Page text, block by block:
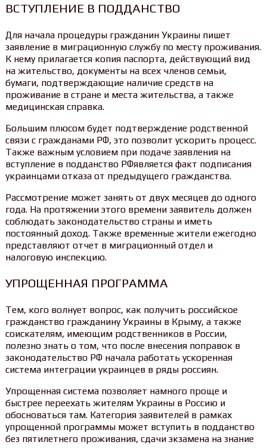
ВСТУПЛЕНИЕ В ПОДДАНСТВО
Для начала процедуры гражданин Украины пишет
заявление в миграционную службу по месту проживания.
К нему прилагается копия паспорта, действующий вид
на жительство, документы на всех членов семьи,
бумаги, подтверждающие наличие средств на
проживание в стране и места жительства, а также
медицинская справка.
Большим плюсом будет подтверждение родственной
связи с гражданами РФ, это позволит ускорить процесс.
Также важным условием при подаче заявления на
вступление в подданство РФявляется факт подписания
украинцами отказа от предыдущего гражданства.
Рассмотрение может занять от двух месяцев до одного
года. На протяжении этого времени заявитель должен
соблюдать законодательство страны и иметь
постоянный доход. Также временные жители ежегодно
представляют отчет в миграционный отдел и
налоговую инспекцию.
УПРОЩЕННАЯ ПРОГРАММА
Тем, кого волнует вопрос, как получить российское
гражданство гражданину Украины в Крыму, а также
соискателям, имеющим родственников в России,
полезно знать о том, что после внесения поправок в
законодательство РФ начала работать ускоренная
система интеграции украинцев в ряды россиян.
Упрощенная система позволяет намного проще и
быстрее переехать жителям Украины в Россию и
обосноваться там. Категория заявителей в рамках
упрощенной программы может вступить в подданство
без пятилетнего проживания, сдачи экзамена на знание